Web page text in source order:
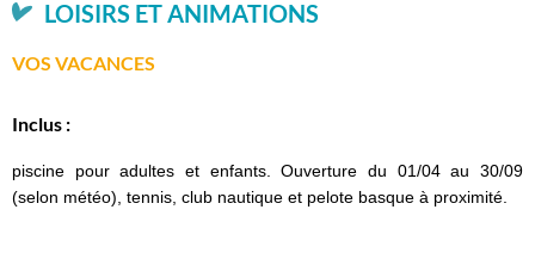
LOISIRS ET ANIMATIONS
VOS VACANCES
Inclus :
piscine pour adultes et enfants. Ouverture du 01/04 au 30/09
(selon météo), tennis, club nautique et pelote basque à proximité.